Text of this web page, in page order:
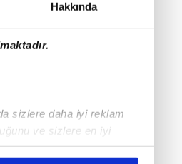
Hakkında
sizlere daha iyi reklam
ve sizlere en iyi
karşılamak